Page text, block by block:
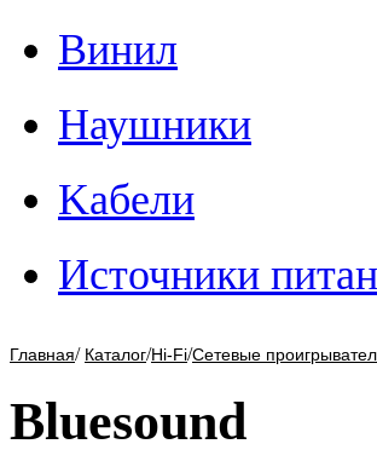
Винил
Наушники
Kабели
Источники
Главная/ Каталог/Hi-Fi/Сетевые
Bluesound